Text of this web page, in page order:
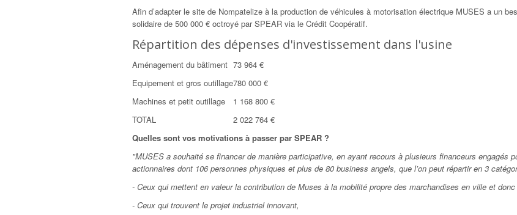
Afin d’adapter le site de Nompatelize à la production de véhicules à motorisation électrique MUSES a un
solidaire de 500 000 € octroyé par SPEAR via le Crédit Coopératif.
Répartition des dépenses d'investissement dans l'usine
Aménagement du bâtiment 73 964 €
Equipement et gros outillage780 000 €
Machines et petit outillage
1 168 800 €
TOTAL
2 022 764 €
Quelles sont vos motivations à passer par SPEAR ?
"MUSES a souhaité se financer de manière participative, en ayant recours à plusieurs financeurs engagés
actionnaires dont 106 personnes physiques et plus de 80 business angels, que l’on peut répartir en 3
- Ceux qui mettent en valeur la contribution de Muses à la mobilité propre des marchandises en ville et
- Ceux qui trouvent le projet industriel innovant,